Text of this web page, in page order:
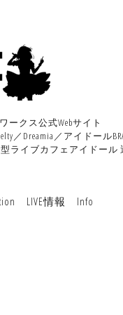
クス公式Webサイト
／Dreamia／アイドール
ライブカフェアイドール
LIVE情報 Info